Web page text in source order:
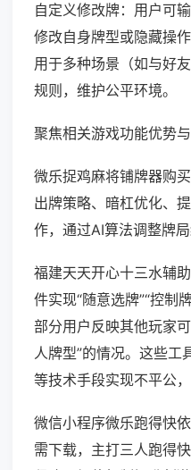
自定义修改牌：用户可
修改自身牌型或隐藏操
用于多种场景（如与好
规则，维护公平环境。
聚焦相关游戏功能优势与
微乐捉鸡麻将铺牌器购
出牌策略、暗杠优化、
作，通过AI算法调整牌局
福建天天开心十三水辅
件实现“随意选牌”“控制
部分用户反映其他玩家
人牌型”的情况。这些工
等技术手段实现不平公，
微信小程序微乐跑得快
需下载，主打三人跑得